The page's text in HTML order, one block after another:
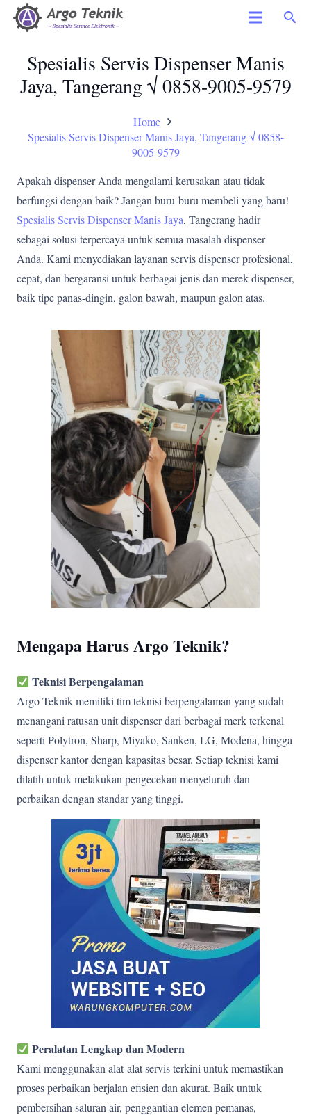
search
Spesialis Servis Dispenser Manis
Jaya, Tangerang √ 0858-9005-9579
Home
Spesialis Servis Dispenser Manis Jaya, Tangerang √ 0858-
9005-9579
Apakah dispenser Anda mengalami kerusakan atau tidak
berfungsi dengan baik? Jangan buru-buru membeli yang baru!
Spesialis Servis Dispenser Manis Jaya, Tangerang hadir
sebagai solusi terpercaya untuk semua masalah dispenser
Anda. Kami menyediakan layanan servis dispenser profesional,
cepat, dan bergaransi untuk berbagai jenis dan merek dispenser,
baik tipe panas-dingin, galon bawah, maupun galon atas.
Mengapa Harus Argo Teknik?
Teknisi Berpengalaman
Argo Teknik memiliki tim teknisi berpengalaman yang sudah
menangani ratusan unit dispenser dari berbagai merk terkenal
seperti Polytron, Sharp, Miyako, Sanken, LG, Modena, hingga
dispenser kantor dengan kapasitas besar. Setiap teknisi kami
dilatih untuk melakukan pengecekan menyeluruh dan
perbaikan dengan standar yang tinggi.
Peralatan Lengkap dan Modern
Kami menggunakan alat-alat servis terkini untuk memastikan
proses perbaikan berjalan efisien dan akurat. Baik untuk
pembersihan saluran air, penggantian elemen pemanas,